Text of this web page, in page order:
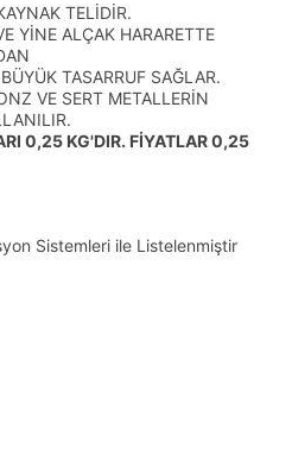
TELİDİR.
YİNE ALÇAK HARARETTE
TASARRUF SAĞLAR.
VE SERT METALLERİN
0,25 KG'DIR. FİYATLAR 0,25
Sistemleri ile Listelenmiştir